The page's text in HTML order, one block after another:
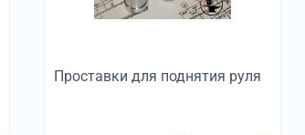
Проставки для поднятия руля